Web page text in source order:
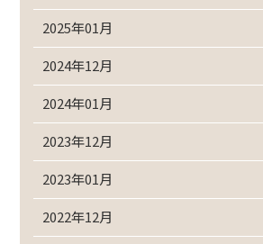
2025年01月
2024年12月
2024年01月
2023年12月
2023年01月
2022年12月